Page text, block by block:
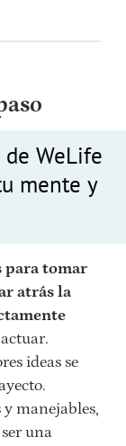
WeLife
mente y
para tomar
atrás la
ideas se
y manejables,
una